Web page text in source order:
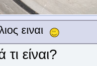
ειναι
τι είναι?